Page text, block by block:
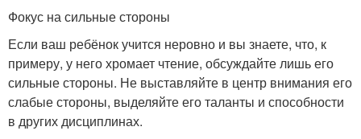
Фокус на сильные стороны
Если ваш ребёнок учится неровно и вы знаете, что, к
примеру, у него хромает чтение, обсуждайте лишь его
сильные стороны. Не выставляйте в центр внимания его
слабые стороны, выделяйте его таланты и способности
в других дисциплинах.